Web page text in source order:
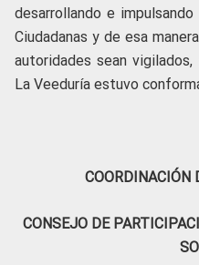
desarrollando e
Ciudadanas y de esa
autoridades sean
La Veeduría estuvo
COORDINACIÓN
CONSEJO DE